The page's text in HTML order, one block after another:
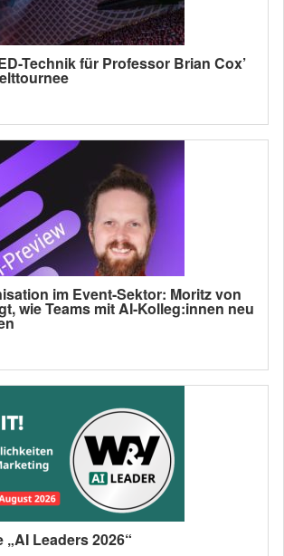
Technik für Professor Brian Cox’
im Event-Sektor: Moritz von
wie Teams mit AI-Kolleg:innen neu
Leaders 2026“